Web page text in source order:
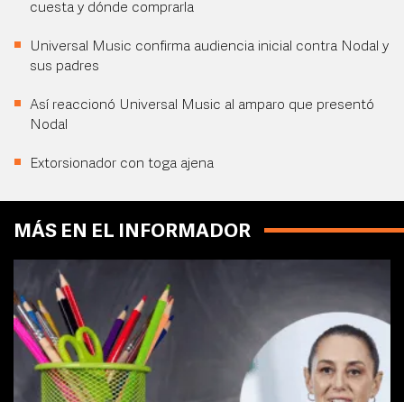
cuesta y dónde comprarla
Universal Music confirma audiencia inicial contra Nodal y
sus padres
Así reaccionó Universal Music al amparo que presentó
Nodal
Extorsionador con toga ajena
MÁS EN EL INFORMADOR